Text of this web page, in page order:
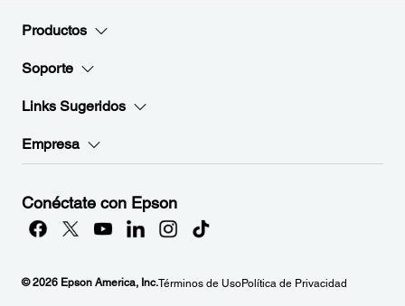
Productos
Soporte
Links Sugeridos
Empresa
Conéctate con Epson
© 2026 Epson America, Inc.Términos de UsoPolítica de Privacidad